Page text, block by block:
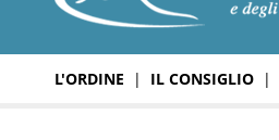
L'ORDINE | IL CONSIGLIO |